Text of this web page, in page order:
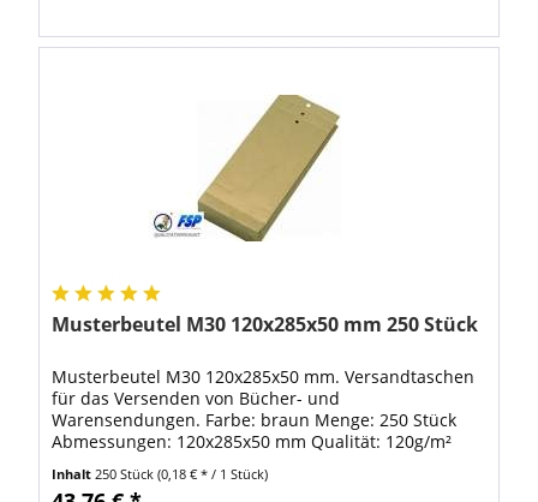
Musterbeutel M30 120x285x50 mm 250 Stück
Musterbeutel M30 120x285x50 mm. Versandtaschen
für das Versenden von Bücher- und
Warensendungen. Farbe: braun Menge: 250 Stück
Abmessungen: 120x285x50 mm Qualität: 120g/m²
Inhalt 250 Stück(0,18 € * / 1 Stück)